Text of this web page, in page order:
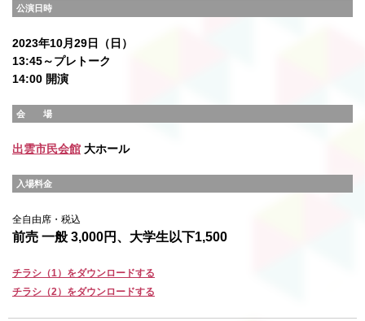
公演日時
2023年10月29日（日）
13:45～プレトーク
14:00 開演
会 場
出雲市民会館 大ホール
入場料金
全自由席・税込
前売 一般 3,000円、大学生以下1,500
チラシ（1）をダウンロードする
チラシ（2）をダウンロードする